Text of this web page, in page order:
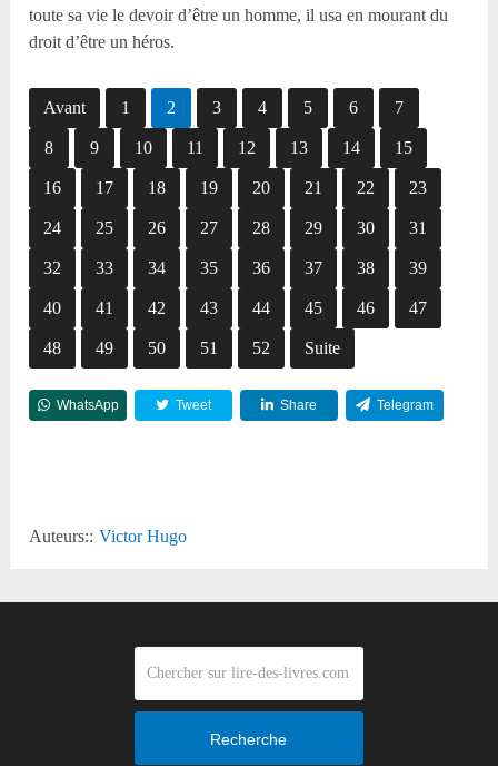
toute sa vie le devoir d’être un homme, il usa en mourant du
droit d’être un héros.
Avant 1 2 3 4 5 6 7
8 9 10 11 12 13 14 15
16 17 18 19 20 21 22 23
24 25 26 27 28 29 30 31
32 33 34 35 36 37 38 39
40 41 42 43 44 45 46 47
48 49 50 51 52 Suite
WhatsApp Tweet Share Telegram
Auteurs:: Victor Hugo
Recherche